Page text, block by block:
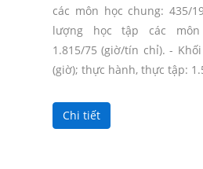
các môn học chung: 435/
lượng học tập các
1.815/75 (giờ/tín chỉ). -
(giờ); thực hành, thực tập:
Chi tiết